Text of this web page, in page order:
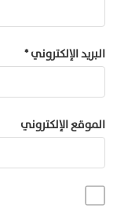
البريد الإلكتروني*
الموقع الإلكتروني